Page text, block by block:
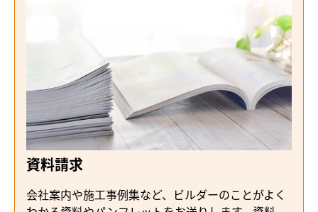
資料請求
会社案内や施工事例集など、ビルダーのことがよく